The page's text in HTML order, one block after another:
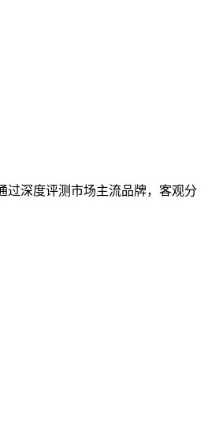
过深度评测市场主流品牌，客观分